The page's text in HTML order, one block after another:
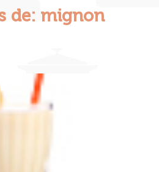
de: mignon